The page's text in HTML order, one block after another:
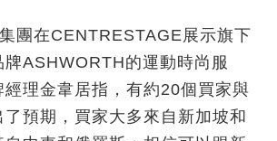
團在CENTRESTAGE展示旗下
牌ASHWORTH的運動時尚服
理金韋居指，有約20個買家與
預期，買家大多來自新加坡和